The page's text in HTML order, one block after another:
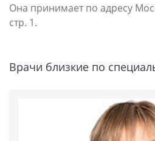
Она принимает по адресу
стр. 1.
Врачи близкие по